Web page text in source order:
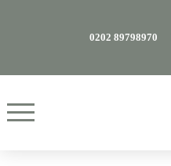
0202 89798970